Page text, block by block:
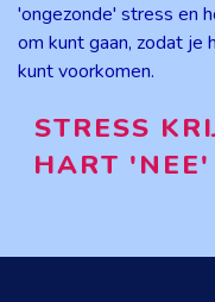
'ongezonde' stress en
om kunt gaan, zodat je
kunt voorkomen.
STRESS
HART